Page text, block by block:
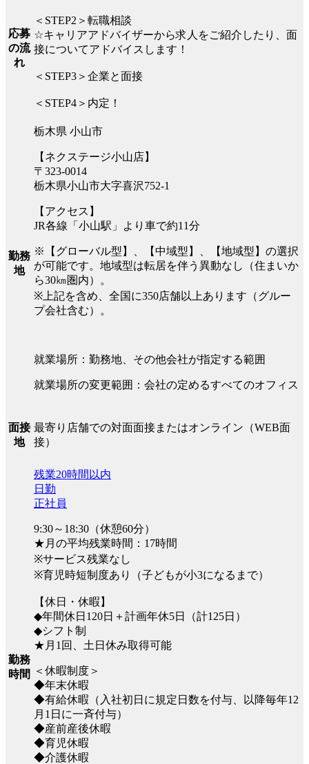
応募
の流
れ
＜STEP2＞転職相談
☆キャリアアドバイザーから求人をご紹介したり、面
接についてアドバイスします！
＜STEP3＞企業と面接
＜STEP4＞内定！
勤務
地
栃木県 小山市
【ネクステージ小山店】
〒323-0014
栃木県小山市大字喜沢752-1
【アクセス】
JR各線「小山駅」より車で約11分
※【グローバル型】、【中域型】、【地域型】の選択
が可能です。地域型は転居を伴う異動なし（住まいか
ら30㎞圏内）。
※上記を含め、全国に350店舗以上あります（グルー
プ会社含む）。
就業場所：勤務地、その他会社が指定する範囲
就業場所の変更範囲：会社の定めるすべてのオフィス
面接
地
最寄り店舗での対面面接またはオンライン（WEB面
接）
勤務
時間
残業20時間以内
日勤
正社員
9:30～18:30（休憩60分）
★月の平均残業時間：17時間
※サービス残業なし
※育児時短制度あり（子どもが小3になるまで）
【休日・休暇】
◆年間休日120日＋計画年休5日（計125日）
◆シフト制
★月1回、土日休み取得可能
＜休暇制度＞
◆年末休暇
◆有給休暇（入社初日に規定日数を付与、以降毎年12
月1日に一斉付与）
◆産前産後休暇
◆育児休暇
◆介護休暇